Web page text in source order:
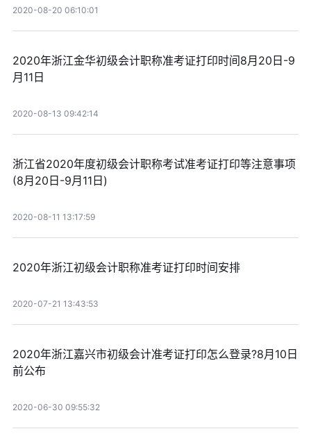
2020-08-20 06:10:01
2020年浙江金华初级会计职称准考证打印时间8月20日-9
月11日
2020-08-13 09:42:14
浙江省2020年度初级会计职称考试准考证打印等注意事项
(8月20日-9月11日)
2020-08-11 13:17:59
2020年浙江初级会计职称准考证打印时间安排
2020-07-21 13:43:53
2020年浙江嘉兴市初级会计准考证打印怎么登录?8月10日
前公布
2020-06-30 09:55:32